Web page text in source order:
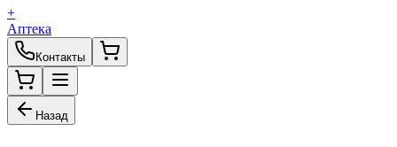
+
Аптека
Контакты
Назад